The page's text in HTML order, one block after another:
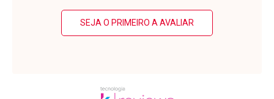
SEJA O PRIMEIRO A AVALIAR